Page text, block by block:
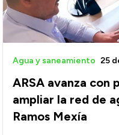
ARSA avanza con
ampliar la red de
Ramos Mexía
Agua y saneamiento 25